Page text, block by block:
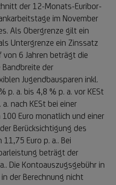
der 12-Monats-Euribor-
im November
Als Obergrenze gilt ein
Untergrenze ein Zinssatz
von 6 Jahren beträgt die
Bandbreite der
Jugendbausparen inkl.
p. a. bis 4,8 % p. a. vor KESt
nach KESt bei einer
Euro monatlich und einer
Berücksichtigung des
Euro p. a.. Bei
beträgt der
Die Kontoauszugsgebühr in
der Berechnung nicht